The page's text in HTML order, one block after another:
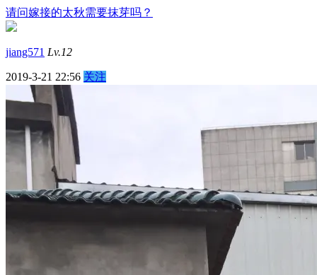
请问嫁接的太秋需要抹芽吗？
jiang571 Lv.12
2019-3-21 22:56 关注